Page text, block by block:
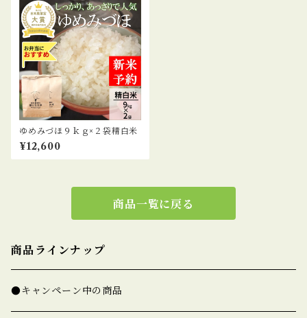
ゆめみづほ９ｋｇ×２袋精白米
¥12,600
商品一覧に戻る
商品ラインナップ
●キャンペーン中の商品